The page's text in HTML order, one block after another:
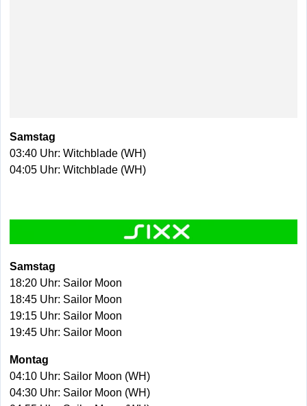
Samstag
03:40 Uhr: Witchblade (WH)
04:05 Uhr: Witchblade (WH)
Samstag
18:20 Uhr: Sailor Moon
18:45 Uhr: Sailor Moon
19:15 Uhr: Sailor Moon
19:45 Uhr: Sailor Moon
Montag
04:10 Uhr: Sailor Moon (WH)
04:30 Uhr: Sailor Moon (WH)